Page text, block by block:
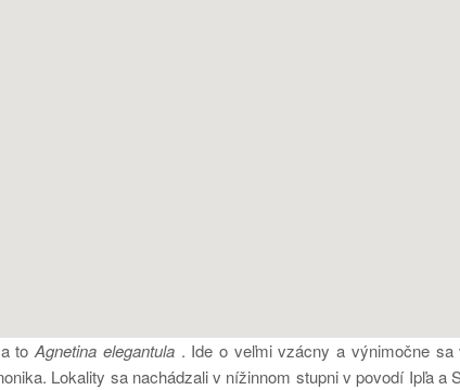
a toAgnetina elegantula . Ide o veľmi vzácny a výnimočne sa
Lokality sa nachádzali v nížinnom stupni v povodí Ipľa a